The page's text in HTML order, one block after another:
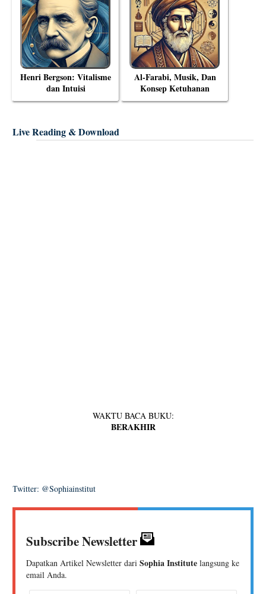
Henri Bergson: Vitalisme
dan Intuisi
Al-Farabi, Musik, Dan
Konsep Ketuhanan
Live Reading & Download
WAKTU BACA BUKU:
BERAKHIR
Twitter: @Sophiainstitut
Subscribe Newsletter
Dapatkan Artikel Newsletter dari Sophia Institute langsung ke
email Anda.